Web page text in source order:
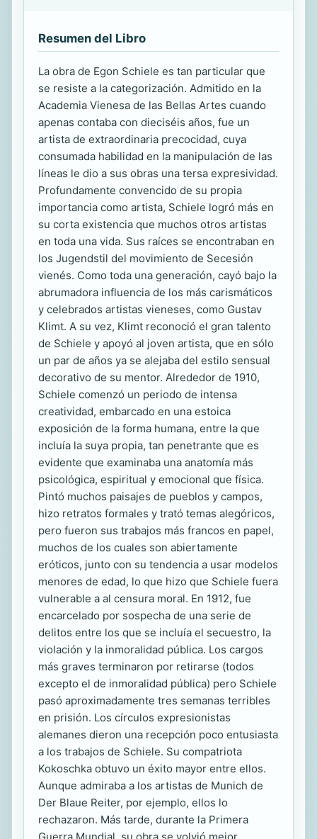
Resumen del Libro
La obra de Egon Schiele es tan particular que
se resiste a la categorización. Admitido en la
Academia Vienesa de las Bellas Artes cuando
apenas contaba con dieciséis años, fue un
artista de extraordinaria precocidad, cuya
consumada habilidad en la manipulación de las
líneas le dio a sus obras una tersa expresividad.
Profundamente convencido de su propia
importancia como artista, Schiele logró más en
su corta existencia que muchos otros artistas
en toda una vida. Sus raíces se encontraban en
los Jugendstil del movimiento de Secesión
vienés. Como toda una generación, cayó bajo la
abrumadora influencia de los más carismáticos
y celebrados artistas vieneses, como Gustav
Klimt. A su vez, Klimt reconoció el gran talento
de Schiele y apoyó al joven artista, que en sólo
un par de años ya se alejaba del estilo sensual
decorativo de su mentor. Alrededor de 1910,
Schiele comenzó un periodo de intensa
creatividad, embarcado en una estoica
exposición de la forma humana, entre la que
incluía la suya propia, tan penetrante que es
evidente que examinaba una anatomía más
psicológica, espiritual y emocional que física.
Pintó muchos paisajes de pueblos y campos,
hizo retratos formales y trató temas alegóricos,
pero fueron sus trabajos más francos en papel,
muchos de los cuales son abiertamente
eróticos, junto con su tendencia a usar modelos
menores de edad, lo que hizo que Schiele fuera
vulnerable a al censura moral. En 1912, fue
encarcelado por sospecha de una serie de
delitos entre los que se incluía el secuestro, la
violación y la inmoralidad pública. Los cargos
más graves terminaron por retirarse (todos
excepto el de inmoralidad pública) pero Schiele
pasó aproximadamente tres semanas terribles
en prisión. Los círculos expresionistas
alemanes dieron una recepción poco entusiasta
a los trabajos de Schiele. Su compatriota
Kokoschka obtuvo un éxito mayor entre ellos.
Aunque admiraba a los artistas de Munich de
Der Blaue Reiter, por ejemplo, ellos lo
rechazaron. Más tarde, durante la Primera